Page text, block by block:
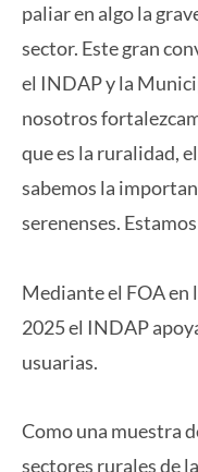
paliar en algo la
sector. Este gran
el INDAP y la
nosotros
que es la ruralidad,
sabemos la
serenenses.
Mediante el FOA en
2025 el INDAP
usuarias.
Como una muestra
sectores rurales de